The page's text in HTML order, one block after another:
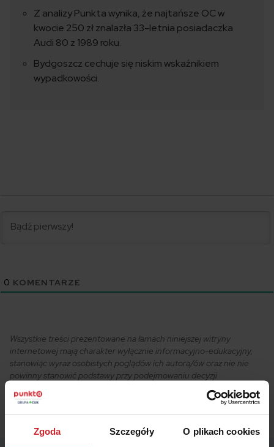
Zgoda Szczegóły O plikach cookies
Z analizy Punkta wynika, że najtańsze OC w
kwocie 250 zł znalazła 33-letnia posiadaczka
Audi 80 z 1989 roku.
Bydgoszcz cechuje się niskim wskaźnikiem
wypadkowości.
0 KOMENTARZE
Wszystkie treści prezentowane na łamach niniejszej witryny
internetowej mają charakter wyłącznie informacyjno-edukacyjny,
stanowiąc wyraz osobistych poglądów ich autora/ów oraz nie nie
powinny stanowić podstawy przy podejmowaniu decyzji
biznesowych, inwestycyjnych, lub podatkowych, za które to decyzje
właściciel strony internetowej ani autorzy nie ponoszą jakiejkolwiek